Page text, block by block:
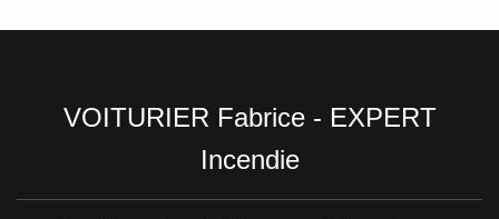
VOITURIER Fabrice - EXPERT
Incendie